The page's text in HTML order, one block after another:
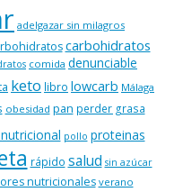
adelgazar sin milagros
carbohidratos
comida denunciable
keto libro lowcarb Málaga
obesidad pan perder grasa
pollo proteinas
rápido salud sin azúcar
nutricionales verano